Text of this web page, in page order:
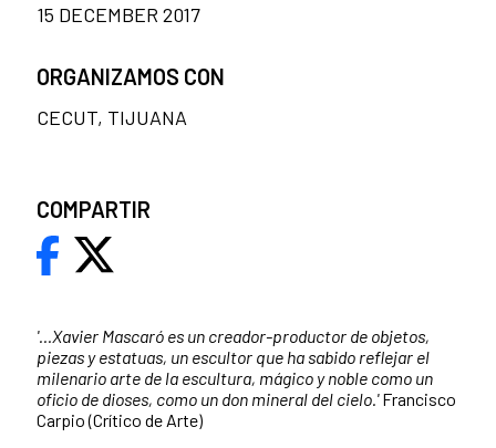
'...Xavier Mascaró es un creador-productor de objetos,
piezas y estatuas, un escultor que ha sabido reflejar el
milenario arte de la escultura, mágico y noble como un
oficio de dioses, como un don mineral del cielo.'Francisco
Carpio (Crítico de Arte)
15 DECEMBER 2017
ORGANIZAMOS CON
CECUT, TIJUANA
COMPARTIR